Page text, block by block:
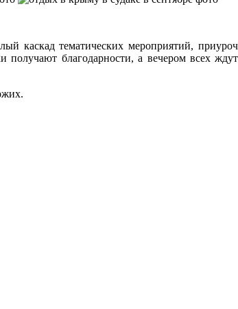
каскад тематических мероприятий,
благодарности, а вечером всех